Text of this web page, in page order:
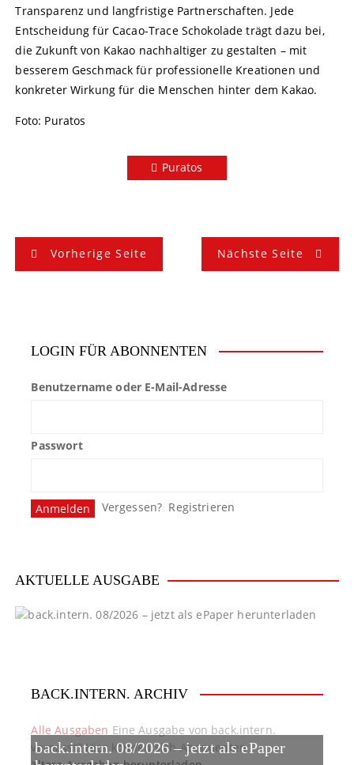
Transparenz und langfristige Partnerschaften. Jede
Entscheidung für Cacao-Trace Schokolade trägt dazu bei,
die Zukunft von Kakao nachhaltiger zu gestalten – mit
besserem Geschmack für professionelle Kreationen und
konkreter Wirkung für die Menschen hinter dem Kakao.
Foto: Puratos
Puratos
i
g
Vorherige Seite Nächste Seite
LOGIN FÜR ABONNENTEN
Benutzername oder E-Mail-Adresse
Passwort
Vergessen? Registrieren
AKTUELLE AUSGABE
back.intern. 08/2026 – jetzt als ePaper
BACK.INTERN. ARCHIV
Alle Ausgaben Eine Ausgabe von back.intern.
verpasst? Hier können sich Abonnenten